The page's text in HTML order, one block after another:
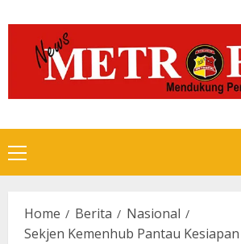
to
content
Primary
Menu
Home Berita
Nasional
Sekjen Kemenhub Pantau